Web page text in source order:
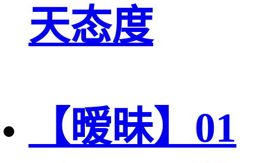
天态度
【暧昧】01